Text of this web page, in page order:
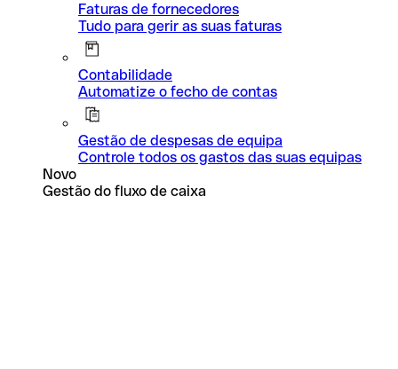
Faturas de fornecedores
Tudo para gerir as suas faturas
Contabilidade
Automatize o fecho de contas
Gestão de despesas de equipa
Controle todos os gastos das suas equipas
Novo
Gestão do fluxo de caixa